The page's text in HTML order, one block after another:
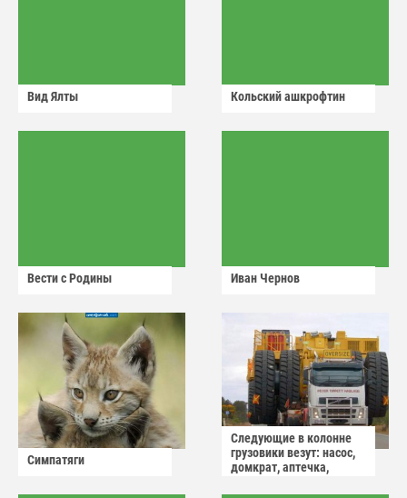
Вид Ялты Кольский ашкрофтин
Вести с Родины Иван Чернов
Симпатяги
Следующие в колонне
грузовики везут: насос,
домкрат, аптечка,